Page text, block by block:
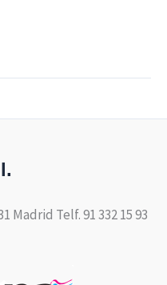
Madrid Telf. 91 332 15 93